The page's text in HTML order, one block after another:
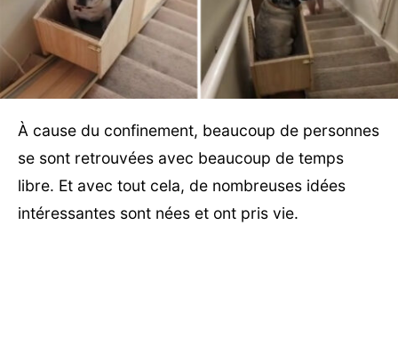
À cause du confinement, beaucoup de personnes
se sont retrouvées avec beaucoup de temps
libre. Et avec tout cela, de nombreuses idées
intéressantes sont nées et ont pris vie.